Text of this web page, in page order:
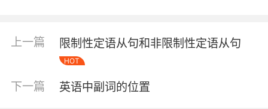
上一篇 限制性定语从句和非限制性定语从句
HOT
下一篇 英语中副词的位置